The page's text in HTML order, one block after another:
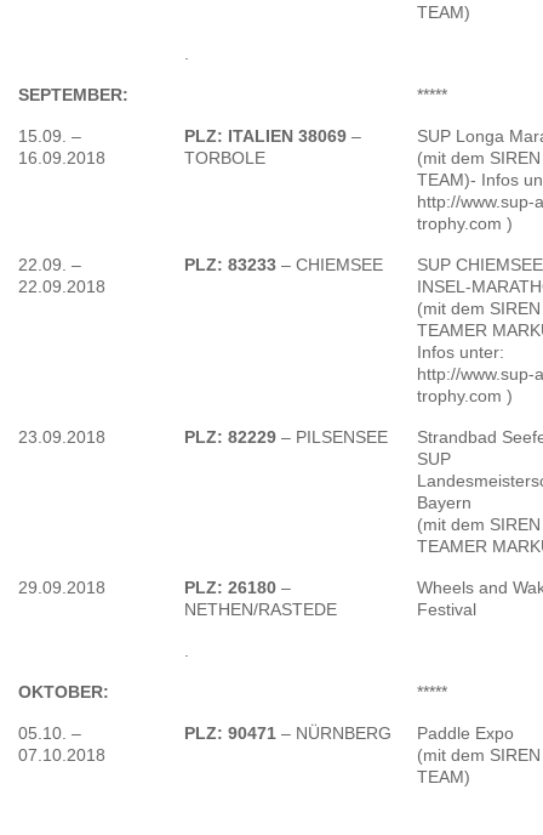
TEAM)
SEPTEMBER: *****
15.09. –
16.09.2018
PLZ: ITALIEN 38069 –
TORBOLE
SUP Longa
(mit dem SIREN
TEAM)- Infos
http://www.sup-
trophy.com )
22.09. –
22.09.2018
PLZ: 83233 – CHIEMSEE
SUP CHIEMSEE
INSEL-
(mit dem SIREN
TEAMER
Infos unter:
http://www.sup-
trophy.com )
23.09.2018 PLZ: 82229 – PILSENSEE
Strandbad
SUP
Bayern
(mit dem SIREN
TEAMER
29.09.2018 PLZ: 26180 –
NETHEN/RASTEDE
Wheels and
Festival
OKTOBER: *****
05.10. –
07.10.2018
PLZ: 90471 – NÜRNBERG
Paddle Expo
(mit dem SIREN
TEAM)